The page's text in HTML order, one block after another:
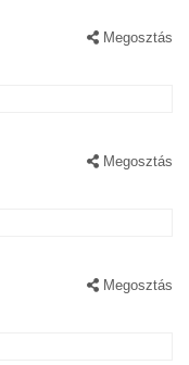
Megosztás
Megosztás
Megosztás